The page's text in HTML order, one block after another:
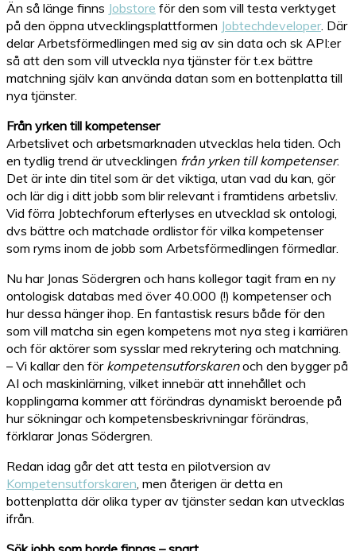
Än så länge finns Jobstore för den som vill testa verktyget
på den öppna utvecklingsplattformen Jobtechdeveloper. Där
delar Arbetsförmedlingen med sig av sin data och sk API:er
så att den som vill utveckla nya tjänster för t.ex bättre
matchning själv kan använda datan som en bottenplatta till
nya tjänster.
Från yrken till kompetenser
Arbetslivet och arbetsmarknaden utvecklas hela tiden. Och
en tydlig trend är utvecklingen från yrken till kompetenser.
Det är inte din titel som är det viktiga, utan vad du kan, gör
och lär dig i ditt jobb som blir relevant i framtidens arbetsliv.
Vid förra Jobtechforum efterlyses en utvecklad sk ontologi,
dvs bättre och matchade ordlistor för vilka kompetenser
som ryms inom de jobb som Arbetsförmedlingen förmedlar.
Nu har Jonas Södergren och hans kollegor tagit fram en ny
ontologisk databas med över 40.000 (!) kompetenser och
hur dessa hänger ihop. En fantastisk resurs både för den
som vill matcha sin egen kompetens mot nya steg i karriären
och för aktörer som sysslar med rekrytering och matchning.
– Vi kallar den för kompetensutforskarenoch den bygger på
AI och maskinlärning, vilket innebär att innehållet och
kopplingarna kommer att förändras dynamiskt beroende på
hur sökningar och kompetensbeskrivningar förändras,
förklarar Jonas Södergren.
Redan idag går det att testa en pilotversion av
Kompetensutforskaren, men återigen är detta en
bottenplatta där olika typer av tjänster sedan kan utvecklas
ifrån.